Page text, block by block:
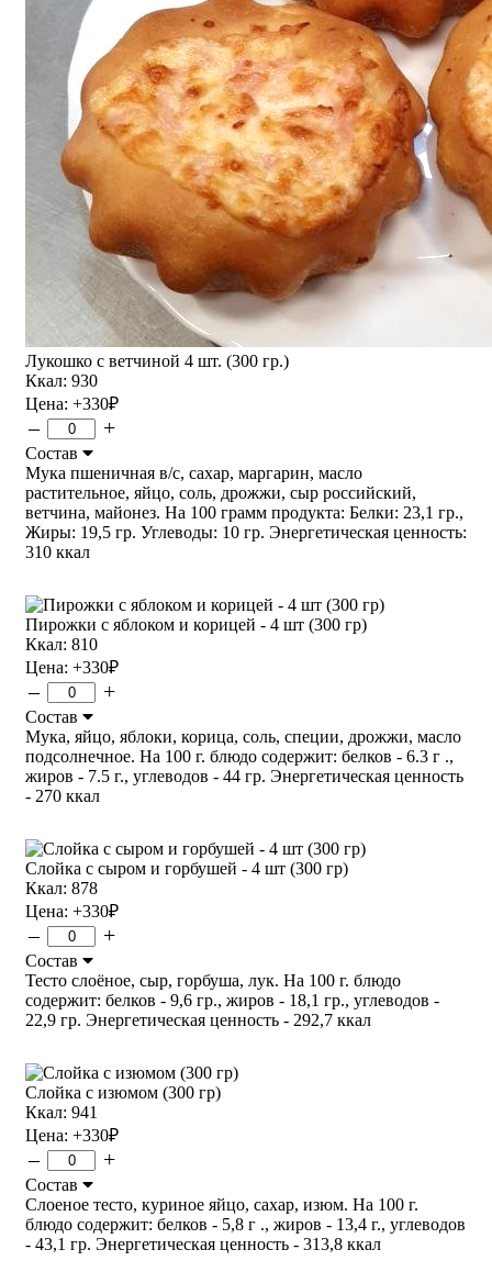
Лукошко с ветчиной 4 шт. (300 гр.)
Ккал: 930
Цена: +330₽
– +
Состав
Мука пшеничная в/с, сахар, маргарин, масло
растительное, яйцо, соль, дрожжи, сыр российский,
ветчина, майонез. На 100 грамм продукта: Белки: 23,1 гр.,
Жиры: 19,5 гр. Углеводы: 10 гр. Энергетическая ценность:
310 ккал
Пирожки с яблоком и корицей - 4 шт (300 гр)
Ккал: 810
Цена: +330₽
– +
Состав
Мука, яйцо, яблоки, корица, соль, специи, дрожжи, масло
подсолнечное. На 100 г. блюдо содержит: белков - 6.3 г .,
жиров - 7.5 г., углеводов - 44 гр. Энергетическая ценность
- 270 ккал
Слойка с сыром и горбушей - 4 шт (300 гр)
Ккал: 878
Цена: +330₽
– +
Состав
Тесто слоёное, сыр, горбуша, лук. На 100 г. блюдо
содержит: белков - 9,6 гр., жиров - 18,1 гр., углеводов -
22,9 гр. Энергетическая ценность - 292,7 ккал
Слойка с изюмом (300 гр)
Ккал: 941
Цена: +330₽
– +
Состав
Слоеное тесто, куриное яйцо, сахар, изюм. На 100 г.
блюдо содержит: белков - 5,8 г ., жиров - 13,4 г., углеводов
- 43,1 гр. Энергетическая ценность - 313,8 ккал